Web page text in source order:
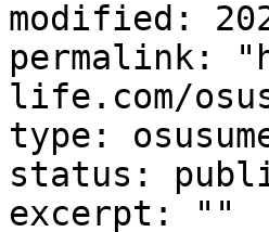
modified:
permalink:
life.com/
type:
status:
excerpt: ""